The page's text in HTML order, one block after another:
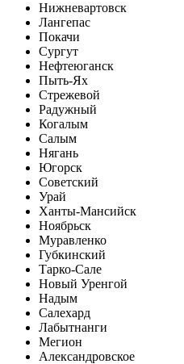
Нижневартовск
Лангепас
Покачи
Сургут
Нефтеюганск
Пыть-Ях
Стрежевой
Радужный
Когалым
Салым
Нягань
Югорск
Советский
Урай
Ханты-Мансийск
Ноябрьск
Муравленко
Губкинский
Тарко-Сале
Новый Уренгой
Надым
Салехард
Лабытнанги
Мегион
Александровское